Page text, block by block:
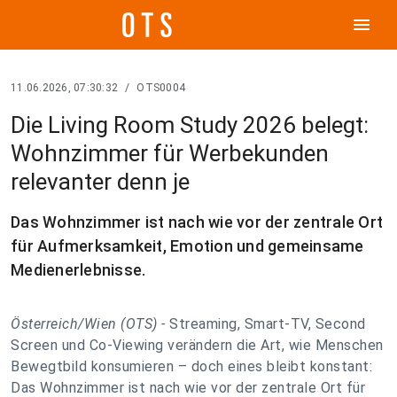
menu
11.06.2026, 07:30:32 / OTS0004
Die Living Room Study 2026 belegt:
Wohnzimmer für Werbekunden
relevanter denn je
Das Wohnzimmer ist nach wie vor der zentrale Ort
für Aufmerksamkeit, Emotion und gemeinsame
Medienerlebnisse.
Österreich/Wien (OTS) - Streaming, Smart-TV, Second
Screen und Co-Viewing verändern die Art, wie Menschen
Bewegtbild konsumieren – doch eines bleibt konstant:
Das Wohnzimmer ist nach wie vor der zentrale Ort für